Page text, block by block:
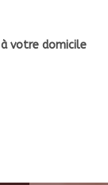
à votre domicile